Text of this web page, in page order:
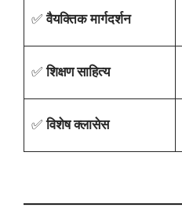
✅वैयक्तिक मार्गदर्शन
✅शिक्षण साहित्य
✅विशेष क्लासेस